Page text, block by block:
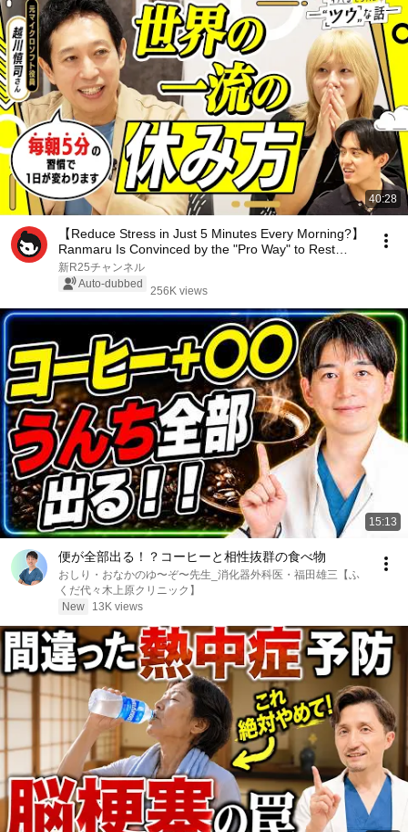
40:28
【Reduce Stress in Just 5 Minutes Every Morning?】
Ranmaru Is Convinced by the "Pro Way" to Rest
Pra...
新R25チャンネル
Auto-dubbed
256K views
15:13
便が全部出る！？コーヒーと相性抜群の食べ物
おしり・おなかのゆ〜ぞ〜先生_消化器外科医・福田雄三【ふ
くだ代々木上原クリニック】
New
13K views